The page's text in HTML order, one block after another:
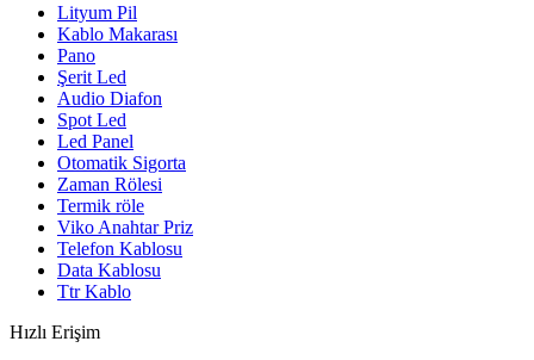
Lityum Pil
Kablo Makarası
Pano
Şerit Led
Audio Diafon
Spot Led
Led Panel
Otomatik Sigorta
Zaman Rölesi
Termik röle
Viko Anahtar Priz
Telefon Kablosu
Data Kablosu
Ttr Kablo
Hızlı Erişim